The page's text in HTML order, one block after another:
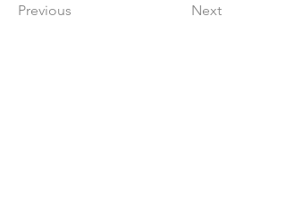
Previous Next